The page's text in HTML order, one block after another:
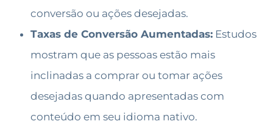
conversão ou ações desejadas.
Taxas de Conversão Aumentadas: Estudos
mostram que as pessoas estão mais
inclinadas a comprar ou tomar ações
desejadas quando apresentadas com
conteúdo em seu idioma nativo.